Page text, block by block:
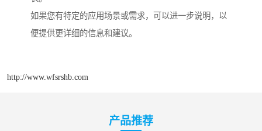
如果您有特定的应用场景或需求，可以进一步说明，以
便提供更详细的信息和建议。
http://www.wfsrshb.com
产品推荐